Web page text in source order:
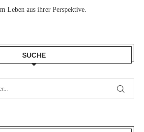
Leben aus ihrer Perspektive.
SUCHE